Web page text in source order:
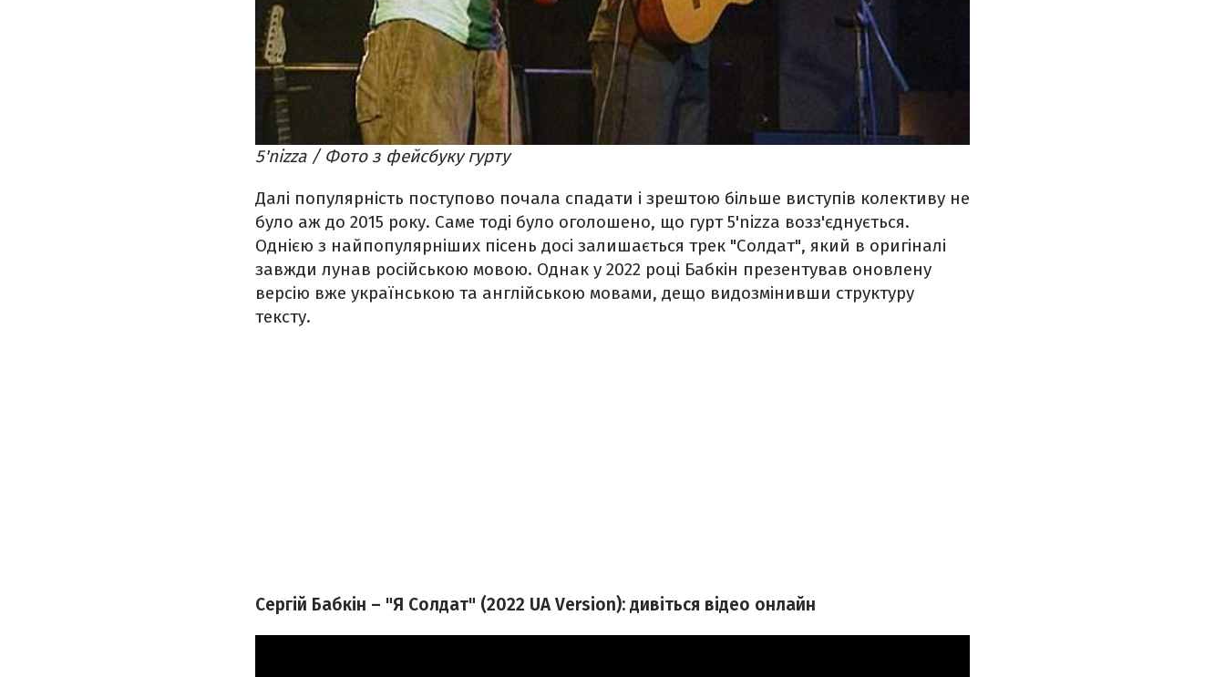
5'nizza / Фото з фейсбуку гурту
Далі популярність поступово почала спадати і зрештою більше виступів колективу не
було аж до 2015 року. Саме тоді було оголошено, що гурт 5'nizza возз'єднується.
Однією з найпопулярніших пісень досі залишається трек "Солдат", який в оригіналі
завжди лунав російською мовою. Однак у 2022 році Бабкін презентував оновлену
версію вже українською та англійською мовами, дещо видозмінивши структуру
тексту.
Сергій Бабкін – "Я Солдат" (2022 UA Version): дивіться відео онлайн